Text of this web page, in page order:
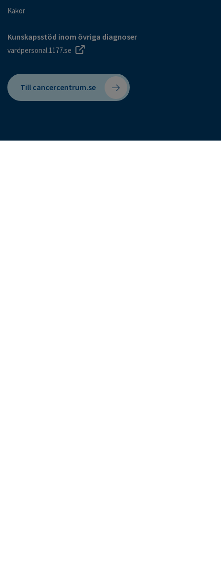
Kakor
Kunskapsstöd inom övriga diagnoser
vardpersonal.1177.se
Till cancercentrum.se